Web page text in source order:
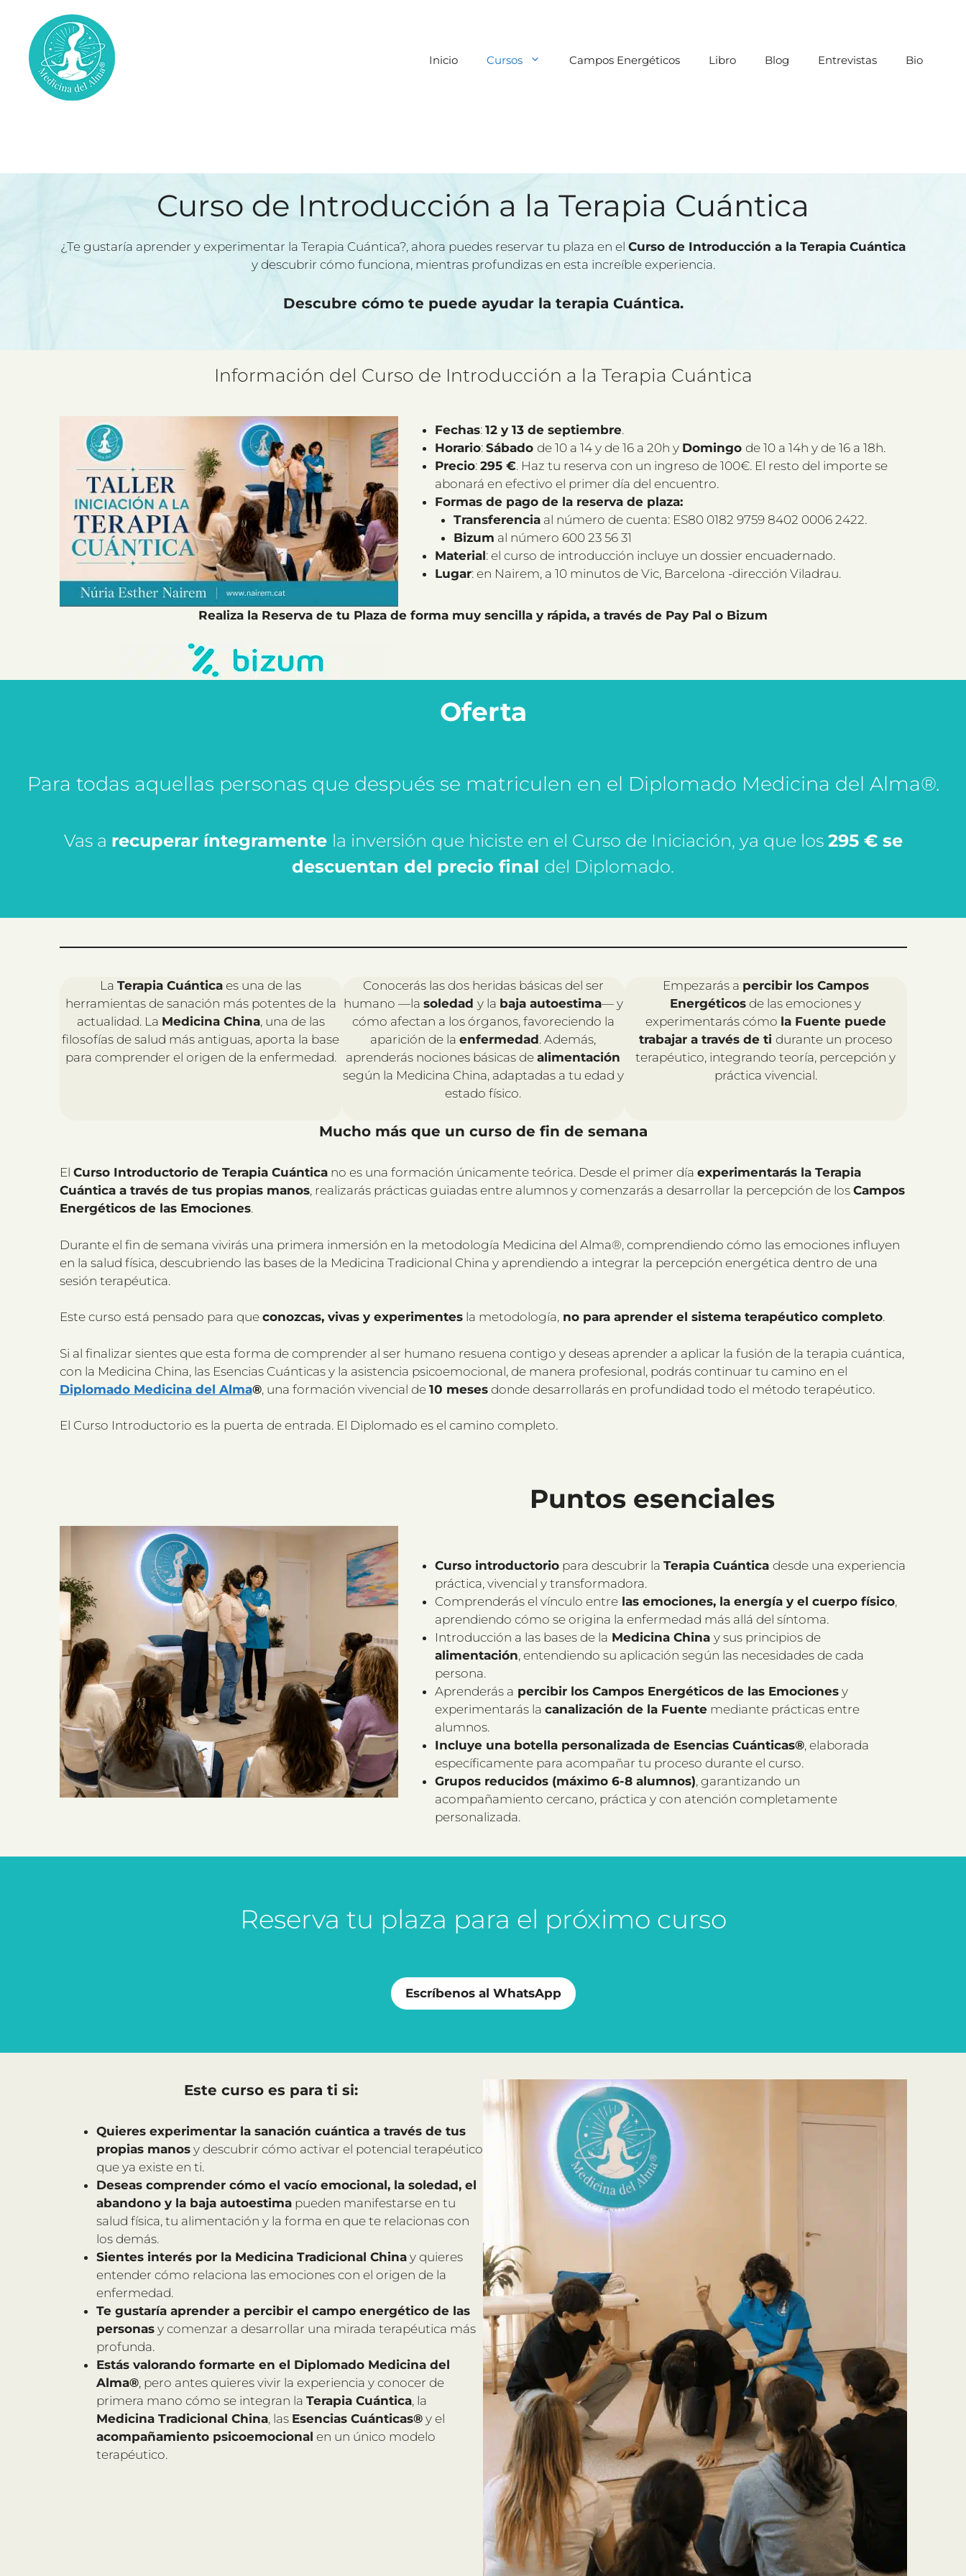
contenido
Inicio Cursos Campos Energéticos Libro Blog Entrevistas Bio
Curso Introducción a la Terapia Cuántica
Curso de Introducción a la Terapia Cuántica
¿Te gustaría aprender y experimentar la Terapia Cuántica?, ahora puedes reservar tu plaza en el Curso de Introducción a la Terapia Cuántica
y descubrir cómo funciona, mientras profundizas en esta increíble experiencia.
Descubre cómo te puede ayudar la terapia Cuántica.
Información del Curso de Introducción a la Terapia Cuántica
Fechas:12 y 13 de septiembre.
Horario:Sábadode 10 a 14 y de 16 a 20h y Domingode 10 a 14h y de 16 a 18h.
Precio:295 €. Haz tu reserva con un ingreso de 100€. El resto del importe se
abonará en efectivo el primer día del encuentro.
Formas de pago de la reserva de plaza:
Transferenciaal número de cuenta: ES80 0182 9759 8402 0006 2422.
Bizum al número 600 23 56 31
Material: el curso de introducción incluye un dossier encuadernado.
Lugar: en Nairem, a 10 minutos de Vic, Barcelona -dirección Viladrau.
Realiza la Reserva de tu Plaza de forma muy sencilla y rápida, a través de Pay Pal o Bizum
Oferta
Para todas aquellas personas que después se matriculen en el Diplomado Medicina del Alma®.
Vas a recuperar íntegramente la inversión que hiciste en el Curso de Iniciación, ya que los 295 € se
descuentan del precio final del Diplomado.
La Terapia Cuántica es una de las
herramientas de sanación más potentes de la
actualidad. La Medicina China, una de las
filosofías de salud más antiguas, aporta la base
para comprender el origen de la enfermedad.
Conocerás las dos heridas básicas del ser
humano —la soledad y la baja autoestima— y
cómo afectan a los órganos, favoreciendo la
aparición de la enfermedad. Además,
aprenderás nociones básicas de alimentación
según la Medicina China, adaptadas a tu edad y
estado físico.
Empezarás a percibir los Campos
Energéticos de las emociones y
experimentarás cómo la Fuente puede
trabajar a través de ti durante un proceso
terapéutico, integrando teoría, percepción y
práctica vivencial.
Mucho más que un curso de fin de semana
El Curso Introductorio de Terapia Cuánticano es una formación únicamente teórica. Desde el primer día experimentarás la Terapia
Cuántica a través de tus propias manos, realizarás prácticas guiadas entre alumnos y comenzarás a desarrollar la percepción de los Campos
Energéticos de las Emociones.
Durante el fin de semana vivirás una primera inmersión en la metodología Medicina del Alma®, comprendiendo cómo las emociones influyen
en la salud física, descubriendo las bases de la Medicina Tradicional China y aprendiendo a integrar la percepción energética dentro de una
sesión terapéutica.
Este curso está pensado para que conozcas, vivas y experimentesla metodología,no para aprender el sistema terapéutico completo.
Si al finalizar sientes que esta forma de comprender al ser humano resuena contigo y deseas aprender a aplicar la fusión de la terapia cuántica,
con la Medicina China, las Esencias Cuánticas y la asistencia psicoemocional, de manera profesional, podrás continuar tu camino en el
Diplomado Medicina del Alma®, una formación vivencial de 10 mesesdonde desarrollarás en profundidad todo el método terapéutico.
El Curso Introductorio es la puerta de entrada. El Diplomado es el camino completo.
Puntos esenciales
Curso introductorio para descubrir laTerapia Cuánticadesde una experiencia
práctica, vivencial y transformadora.
Comprenderás el vínculo entre las emociones, la energía y el cuerpo físico,
aprendiendo cómo se origina la enfermedad más allá del síntoma.
Introducción a las bases de la Medicina Chinay sus principios de
alimentación, entendiendo su aplicación según las necesidades de cada
persona.
Aprenderás a percibir los Campos Energéticos de las Emociones y
experimentarás lacanalización de la Fuente mediante prácticas entre
alumnos.
Incluye una botella personalizada de Esencias Cuánticas®, elaborada
específicamente para acompañar tu proceso durante el curso.
Grupos reducidos (máximo 6-8 alumnos), garantizando un
acompañamiento cercano, práctica y con atención completamente
personalizada.
Reserva tu plaza para el próximo curso
Escríbenos al WhatsApp
Este curso es para ti si:
Quieres experimentar la sanación cuántica a través de tus
propias manosy descubrir cómo activar el potencial terapéutico
que ya existe en ti.
Deseas comprender cómo el vacío emocional, la soledad, el
abandono y la baja autoestimapueden manifestarse en tu
salud física, tu alimentación y la forma en que te relacionas con
los demás.
Sientes interés por la Medicina Tradicional Chinay quieres
entender cómo relaciona las emociones con el origen de la
enfermedad.
Te gustaría aprender a percibir el campo energético de las
personasy comenzar a desarrollar una mirada terapéutica más
profunda.
Estás valorando formarte en el Diplomado Medicina del
Alma®, pero antes quieres vivir la experiencia y conocer de
primera mano cómo se integran la Terapia Cuántica, la
Medicina Tradicional China, las Esencias Cuánticas®y el
acompañamiento psicoemocional en un único modelo
terapéutico.